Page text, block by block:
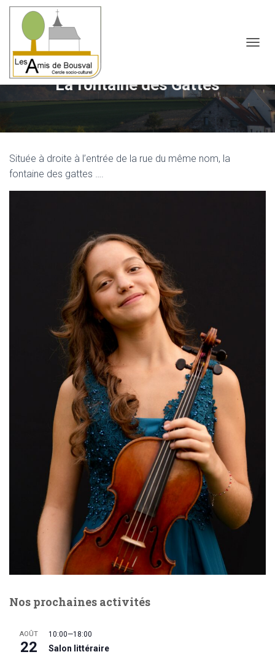
La fontaine des Gattes
Située à droite à l’entrée de la rue du même nom, la
fontaine des gattes ….
Nos prochaines activités
AOÛT
22
10:00—18:00
Salon littéraire